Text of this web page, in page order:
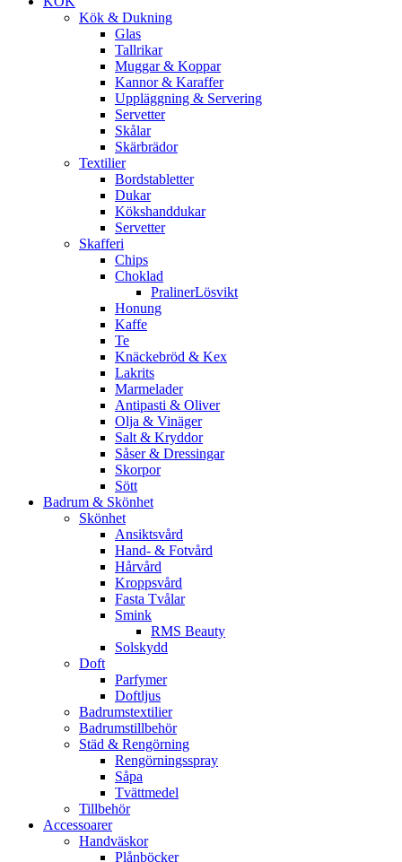
Kök & Dukning
Glas
Tallrikar
Muggar & Koppar
Kannor & Karaffer
Uppläggning & Servering
Servetter
Skålar
Skärbrädor
Textilier
Bordstabletter
Dukar
Kökshanddukar
Servetter
Skafferi
Chips
Choklad
PralinerLösvikt
Honung
Kaffe
Te
Knäckebröd & Kex
Lakrits
Marmelader
Antipasti & Oliver
Olja & Vinäger
Salt & Kryddor
Såser & Dressingar
Skorpor
Sött
Badrum & Skönhet
Skönhet
Ansiktsvård
Hand- & Fotvård
Hårvård
Kroppsvård
Fasta Tvålar
Smink
RMS Beauty
Solskydd
Doft
Parfymer
Doftljus
Badrumstextilier
Badrumstillbehör
Städ & Rengörning
Rengörningsspray
Såpa
Tvättmedel
Tillbehör
Accessoarer
Handväskor
Plånböcker